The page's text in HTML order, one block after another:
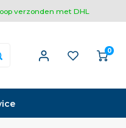
verzonden met DHL
0